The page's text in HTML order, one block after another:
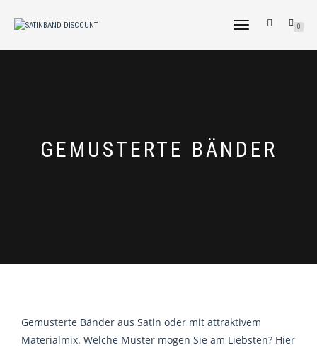
NAVIGATION
0
GEMUSTERTE BÄNDER
Gemusterte Bänder aus Satin oder mit attraktivem
Materialmix. Welche Muster mögen Sie am Liebsten? Hier